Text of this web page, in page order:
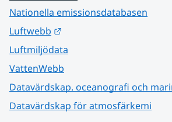
Nationella emissionsdatabasen
Luftwebb
Luftmiljödata
VattenWebb
Datavärdskap, oceanografi och
Datavärdskap för atmosfärkemi